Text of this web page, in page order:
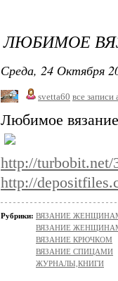
ЛЮБИМОЕ
Среда, 24 Октября
svetta60 все записи
Любимое
http://
http://
Рубрики: ВЯЗАНИЕ ЖЕНЩИНАМ/
ВЯЗАНИЕ
ВЯЗАНИЕ КРЮЧКОМ
ВЯЗАНИЕ СПИЦАМИ
ЖУРНАЛЫ,КНИГИ